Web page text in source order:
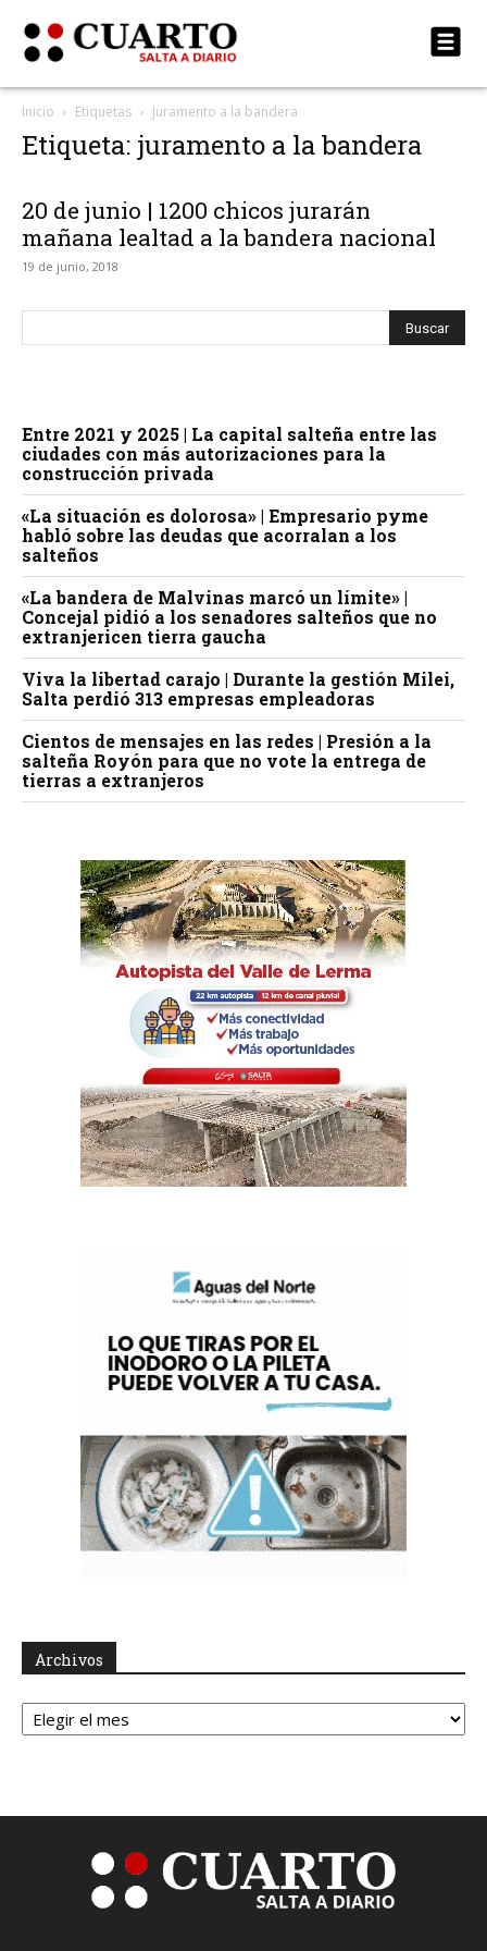
Inicio Etiquetas Juramento a la bandera
Etiqueta: juramento a la bandera
20 de junio | 1200 chicos jurarán
mañana lealtad a la bandera nacional
19 de junio, 2018
Entre 2021 y 2025 | La capital salteña entre las
ciudades con más autorizaciones para la
construcción privada
«La situación es dolorosa» | Empresario pyme
habló sobre las deudas que acorralan a los
salteños
«La bandera de Malvinas marcó un límite» |
Concejal pidió a los senadores salteños que no
extranjericen tierra gaucha
Viva la libertad carajo | Durante la gestión Milei,
Salta perdió 313 empresas empleadoras
Cientos de mensajes en las redes | Presión a la
salteña Royón para que no vote la entrega de
tierras a extranjeros
Archivos
Archivos